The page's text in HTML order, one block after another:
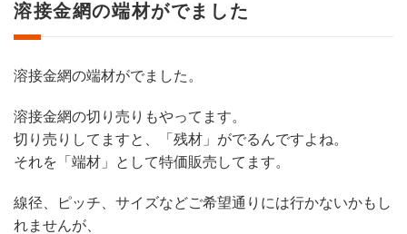
溶接金網の端材がでました
溶接金網の端材がでました。
溶接金網の切り売りもやってます。
切り売りしてますと、「残材」がでるんですよね。
それを「端材」として特価販売してます。
線径、ピッチ、サイズなどご希望通りには行かないかもし
れませんが、